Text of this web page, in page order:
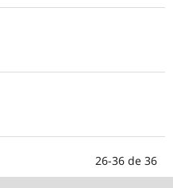
26-36 de 36